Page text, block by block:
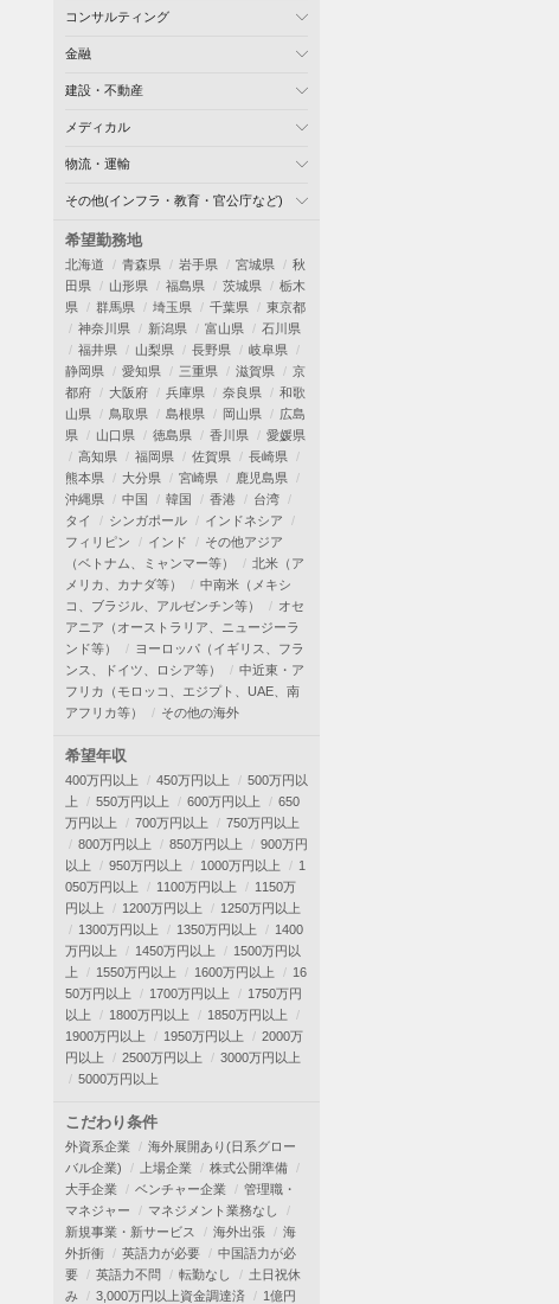
コンサルティング
金融
建設・不動産
メディカル
物流・運輸
その他(インフラ・教育・官公庁など)
希望勤務地
北海道 青森県 岩手県 宮城県
秋
田県
山形県 福島県 茨城県
栃木
県
群馬県 埼玉県 千葉県
東京都
神奈川県
新潟県 富山県
石川県
福井県
山梨県 長野県
岐阜県
静岡県
愛知県 三重県 滋賀県
京
都府
大阪府 兵庫県 奈良県
和歌
山県
鳥取県 島根県 岡山県
広島
県
山口県 徳島県 香川県
愛媛県
高知県
福岡県 佐賀県
長崎県
熊本県
大分県 宮崎県
鹿児島県
沖縄県
中国 韓国 香港
台湾
タイ
シンガポール
インドネシア
フィリピン
インド
その他アジア
（ベトナム、ミャンマー等）
北米（ア
メリカ、カナダ等）
中南米（メキシ
コ、ブラジル、アルゼンチン等）
オセ
アニア（オーストラリア、ニュージーラ
ンド等）
ヨーロッパ（イギリス、フラ
ンス、ドイツ、ロシア等）
中近東・ア
フリカ（モロッコ、エジプト、UAE、南
アフリカ等）
その他の海外
希望年収
400万円以上 450万円以上
500万円以
上
550万円以上 600万円以上
650
万円以上
700万円以上
750万円以上
800万円以上
850万円以上
900万円
以上
950万円以上 1000万円以上
1
050万円以上
1100万円以上
1150万
円以上
1200万円以上
1250万円以上
1300万円以上
1350万円以上
1400
万円以上
1450万円以上
1500万円以
上
1550万円以上 1600万円以上
16
50万円以上
1700万円以上
1750万円
以上
1800万円以上
1850万円以上
1900万円以上
1950万円以上
2000万
円以上
2500万円以上
3000万円以上
5000万円以上
こだわり条件
外資系企業
海外展開あり(日系グロー
バル企業)
上場企業
株式公開準備
大手企業
ベンチャー企業
管理職・
マネジャー
マネジメント業務なし
新規事業・新サービス
海外出張
海
外折衝
英語力が必要
中国語力が必
要
英語力不問 転勤なし
土日祝休
み
3,000万円以上資金調達済
1億円